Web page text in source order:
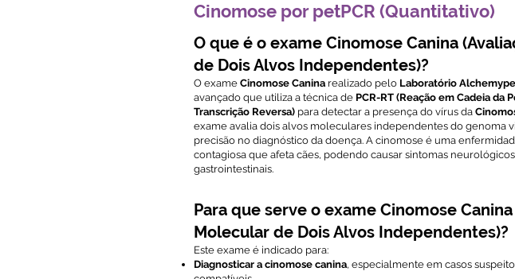
Cinomose por petPCR (Quantitativo)
O que é o exame Cinomose Canina
de Dois Alvos Independentes)?
O exame Cinomose Canina realizado pelo Laboratório
avançado que utiliza a técnica de PCR-RT (Reação em Cadeia da
Transcrição Reversa) para detectar a presença do vírus da
exame avalia dois alvos moleculares independentes do genoma
precisão no diagnóstico da doença. A cinomose é uma
contagiosa que afeta cães, podendo causar sintomas
gastrointestinais.
Para que serve o exame Cinomose
Molecular de Dois Alvos Independentes)?
Este exame é indicado para:
Diagnosticar a cinomose canina, especialmente em casos